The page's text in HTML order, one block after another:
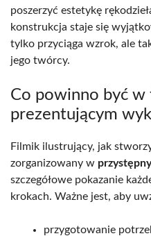
poszerzyć estetykę
konstrukcja staje się
tylko przyciąga wzrok, ale
jego twórcy.
Co powinno być w
prezentującym
Filmik ilustrujący, jak
zorganizowany w
szczegółowe pokazanie
krokach. Ważne jest, aby
przygotowanie